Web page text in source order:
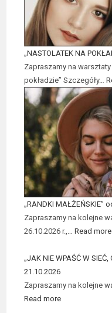
„NASTOLATEK NA
Zapraszamy na
pokładzie” Szczegóły…
„RANDKI MAŁŻEŃSKIE”
Zapraszamy na kolejne
26.10.2026 r.,…Read more
„JAK NIE WPAŚĆ W SIEĆ,
21.10.2026
Zapraszamy na kolejne
Read more